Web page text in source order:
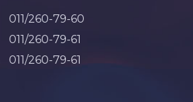
011/260-79-60
011/260-79-61
011/260-79-61